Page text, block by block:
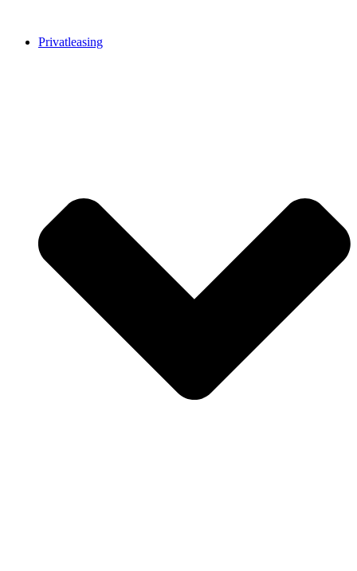
Privatleasing